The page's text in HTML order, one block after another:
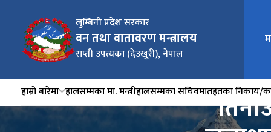
लुम्बिनी प्रदेश सरकार
वन तथा वातावरण मन्त्रालय
राप्ती उपत्यका (देउखुरी), नेपाल
हाम्रो बारेमा हालसम्मका मा. मन्त्रीहालसम्मका सचिवमातहतका निकाय/